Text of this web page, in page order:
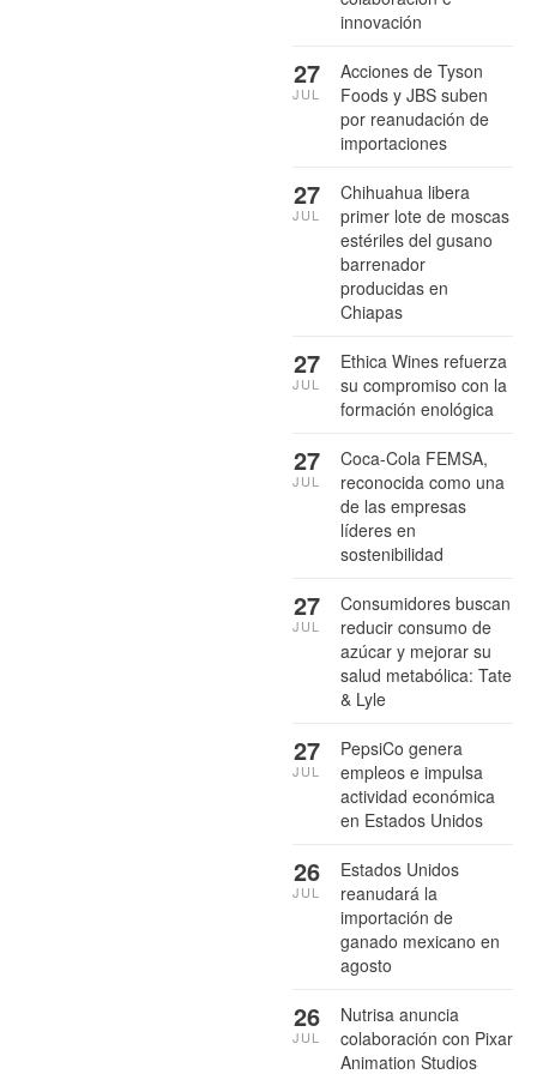
innovación
Acciones de Tyson
Foods y JBS suben
por reanudación de
importaciones
27
JUL
Chihuahua libera
primer lote de moscas
estériles del gusano
barrenador
producidas en
Chiapas
27
JUL
Ethica Wines refuerza
su compromiso con la
formación enológica
27
JUL
Coca-Cola FEMSA,
reconocida como una
de las empresas
líderes en
sostenibilidad
27
JUL
Consumidores buscan
reducir consumo de
azúcar y mejorar su
salud metabólica: Tate
& Lyle
27
JUL
PepsiCo genera
empleos e impulsa
actividad económica
en Estados Unidos
27
JUL
Estados Unidos
reanudará la
importación de
ganado mexicano en
agosto
26
JUL
Nutrisa anuncia
colaboración con Pixar
Animation Studios
26
JUL